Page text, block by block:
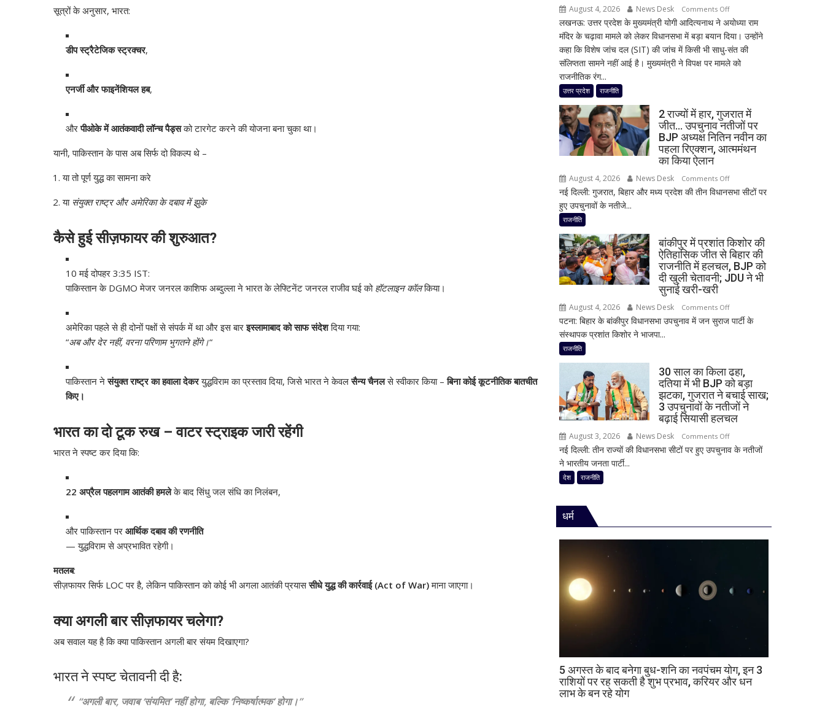
सूत्रों के अनुसार, भारत:
डीप स्ट्रैटेजिक स्ट्रक्चर,
एनर्जी और फाइनेंशियल हब,
औरपीओके में आतंकवादी लॉन्‍च पैड्सको टारगेट करने की योजना बना चुका था।
यानी, पाकिस्तान के पास अब सिर्फ दो विकल्प थे –
या तो पूर्ण युद्ध का सामना करे
या संयुक्त राष्ट्र और अमेरिका के दबाव में झुके
कैसे हुई सीज़फायर की शुरुआत?
10 मई दोपहर 3:35 IST:
पाकिस्तान के DGMO मेजर जनरल काशिफ अब्दुल्ला ने भारत के लेफ्टिनेंट जनरल राजीव घई को हॉटलाइन कॉलकिया।
अमेरिका पहले से ही दोनों पक्षों से संपर्क में था और इस बारइस्लामाबाद को साफ संदेशदिया गया:
“अब और देर नहीं, वरना परिणाम भुगतने होंगे।“
पाकिस्तान नेसंयुक्त राष्ट्र का हवाला देकरयुद्धविराम का प्रस्ताव दिया, जिसे भारत ने केवलसैन्य चैनलसे स्वीकार किया –बिना कोई कूटनीतिक बातचीत
किए।
भारत का दो टूक रुख – वाटर स्ट्राइक जारी रहेंगी
भारत ने स्पष्ट कर दिया कि:
22 अप्रैल पहलगाम आतंकी हमलेके बाद सिंधु जल संधि का निलंबन,
और पाकिस्तान पर आर्थिक दबाव की रणनीति
— युद्धविराम से अप्रभावित रहेगी।
मतलब:
सीज़फायर सिर्फ LOC पर है, लेकिन पाकिस्तान को कोई भी अगला आतंकी प्रयाससीधे युद्ध की कार्रवाई (Act of War)माना जाएगा।
क्या अगली बार सीज़फायर चलेगा?
अब सवाल यह है कि क्या पाकिस्तान अगली बार संयम दिखाएगा?
भारत ने स्पष्ट चेतावनी दी है:
“अगली बार, जवाब ‘संयमित’ नहीं होगा, बल्कि ‘निष्कर्षात्मक’ होगा।”
अहम
जरूरत
August 4, 2026 News Desk Comments Offon
राम
मंदिर
चढ़ावा
मामले
सीएम
योगी
का
SIT
किसी
साधु-
संत
की
नहीं
मिली
लखनऊ: उत्तर प्रदेश के मुख्यमंत्री योगी आदित्यनाथ ने अयोध्या राम
मंदिर के चढ़ावा मामले को लेकर विधानसभा में बड़ा बयान दिया। उन्होंने
कहा कि विशेष जांच दल (SIT) की जांच में किसी भी साधु-संत की
संलिप्तता सामने नहीं आई है। मुख्यमंत्री ने विपक्ष पर मामले को
राजनीतिक रंग...
उत्तर प्रदेश राजनीति
2 राज्यों में हार, गुजरात में
जीत… उपचुनाव नतीजों पर
BJP अध्यक्ष नितिन नवीन का
पहला रिएक्शन, आत्ममंथन
का किया ऐलान
August 4, 2026 News Desk Comments Offon
2
गुजरात
में
जीत…
BJP
नवीन
का
पहला
रिएक्शन,
आत्ममंथन
का
किया
नई दिल्ली: गुजरात, बिहार और मध्य प्रदेश की तीन विधानसभा सीटों पर
हुए उपचुनावों के नतीजे...
राजनीति
बांकीपुर में प्रशांत किशोर की
ऐतिहासिक जीत से बिहार की
राजनीति में हलचल, BJP को
दी खुली चेतावनी; JDU ने भी
सुनाई खरी-खरी
August 4, 2026 News Desk Comments Offon
बांकीपुर
की
ऐतिहासिक
जीत
से
राजनीति
भी
पटना: बिहार के बांकीपुर विधानसभा उपचुनाव में जन सुराज पार्टी के
संस्थापक प्रशांत किशोर ने भाजपा...
राजनीति
30 साल का किला ढहा,
दतिया में भी BJP को बड़ा
झटका, गुजरात ने बचाई साख;
3 उपचुनावों के नतीजों ने
बढ़ाई सियासी हलचल
August 3, 2026 News Desk Comments Offon
30
में
झटका,
3
उपचुनावों
नई दिल्ली: तीन राज्यों की विधानसभा सीटों पर हुए उपचुनाव के नतीजों
ने भारतीय जनता पार्टी...
देश राजनीति
धर्म
5 अगस्त के बाद बनेगा बुध-शनि का नवपंचम योग, इन 3
राशियों पर रह सकती है शुभ प्रभाव, करियर और धन
लाभ के बन रहे योग